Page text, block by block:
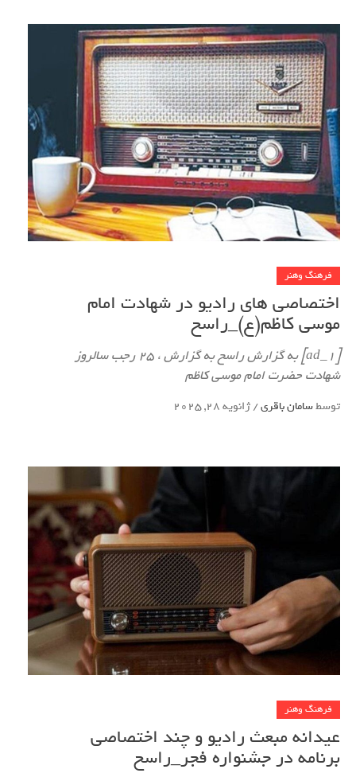
فرهنگ وهنر
اختصاصی های رادیو در شهادت امام
موسی کاظم(ع)_راسخ
[ad_1] به گزارش راسخ به گزارش ، 25 رجب سالروز
شهادت حضرت امام موسی کاظم
توسطسامان باقری/ژانویه 28, 2025
فرهنگ وهنر
عیدانه مبعث رادیو و چند اختصاصی
برنامه در جشنواره فجر_راسخ